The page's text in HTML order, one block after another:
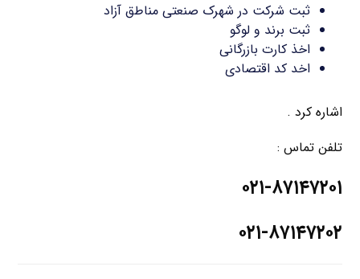
ثبت شرکت در شهرک صنعتی مناطق آزاد
ثبت برند و لوگو
اخذ کارت بازرگانی
اخد کد اقتصادی
اشاره کرد .
تلفن تماس :
۰۲۱-۸۷۱۴۷۲۰۱
۰۲۱-۸۷۱۴۷۲۰۲